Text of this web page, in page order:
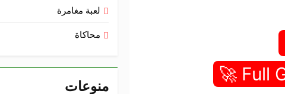
لعبة مغامرة
محاكاة
منوعات